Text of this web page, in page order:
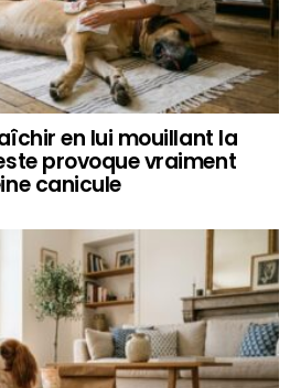
en lui mouillant la
provoque vraiment
canicule